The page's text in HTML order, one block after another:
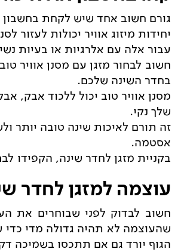
גורם חשוב אחד שיש לקחת בחשבון
יחידות מיזוג אוויר יכולות לעזור
עבור אלה עם אלרגיות או בעיות
חשוב לבחור מזגן עם מסנן אוויר
בחדר השינה שלכם.
מסנן אוויר טוב יכול ללכוד אבק,
שלך נקי.
זה תורם לאיכות שינה טובה יותר
אסטמה.
בקניית מזגן לחדר שינה, הקפידו
עוצמה למזגן לחדר
חשוב לבדוק לפני שבוחרים את
שהעוצמה לא תהיה גדולה מדי כדי
הגוף יורד גם אם תתכסו בשמיכה